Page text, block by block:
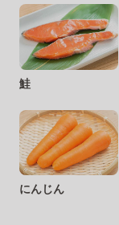
鮭
にんじん